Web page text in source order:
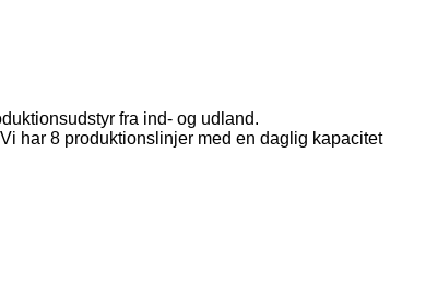
fra ind- og udland.
har 8 produktionslinjer med en daglig kapacitet